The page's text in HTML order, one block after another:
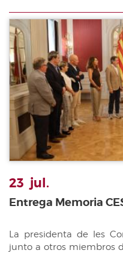
23 jul.
Entrega Memoria
La presidenta de les
junto a otros miembros